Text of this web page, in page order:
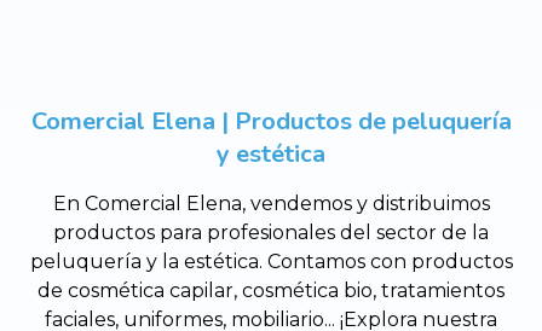
Comercial Elena | Productos de peluquería
y estética
En Comercial Elena, vendemos y distribuimos
productos para profesionales del sector de la
peluquería y la estética. Contamos con productos
de cosmética capilar, cosmética bio, tratamientos
faciales, uniformes, mobiliario... ¡Explora nuestra